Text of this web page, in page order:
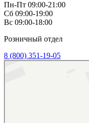
Пн-Пт 09:00-21:00
Сб 09:00-19:00
Вс 09:00-18:00
Розничный отдел
8 (800) 351-19-05